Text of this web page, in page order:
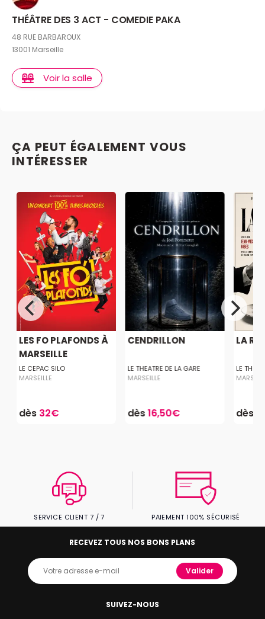
THÉÂTRE DES 3 ACT - COMEDIE PAKA
48 RUE BARBAROUX
13001 Marseille
Voir la salle
ÇA PEUT ÉGALEMENT VOUS
INTÉRESSER
LES FO PLAFONDS À
MARSEILLE
LE CEPAC SILO
MARSEILLE
dès 32€
CENDRILLON
LE THEATRE DE LA GARE
MARSEILLE
dès16,50€
LA
LE
dès
SERVICE CLIENT 7 / 7 PAIEMENT 100% SÉCURISÉ
SUIVEZ-NOUS
RECEVEZ TOUS NOS BONS PLANS
Valider